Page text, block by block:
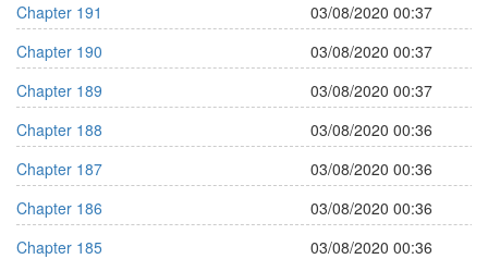
Chapter 191
03/08/2020 00:37
Chapter 190
03/08/2020 00:37
Chapter 189
03/08/2020 00:37
Chapter 188
03/08/2020 00:36
Chapter 187
03/08/2020 00:36
Chapter 186
03/08/2020 00:36
Chapter 185
03/08/2020 00:36